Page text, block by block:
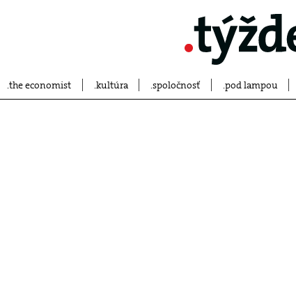
the economist kultúra spoločnosť pod lampou